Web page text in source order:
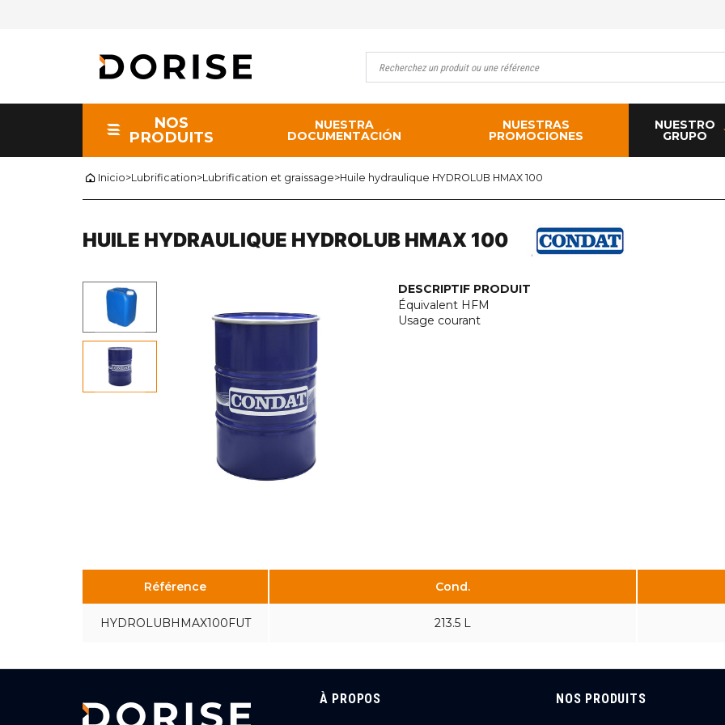
NOS
PRODUITS
NUESTRA
DOCUMENTACIÓN
NUESTRAS
PROMOCIONES
NUESTRO
GRUPO
Inicio>Lubrification>Lubrification et graissage>Huile hydraulique HYDROLUB HMAX 100
HUILE HYDRAULIQUE HYDROLUB HMAX 100
DESCRIPTIF PRODUIT
Équivalent HFM
Usage courant
Référence Cond.
HYDROLUBHMAX100FUT 213.5 L
À PROPOS NOS PRODUITS